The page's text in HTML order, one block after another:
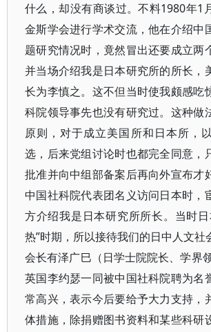
什么，却没有商谈过。不料1980年1
金斯学会进行学术交流，他在介绍中
题研究情况时，竟然冒出还要成立两
并当场介绍我是日本研究所的所长，
长为李慎之。这不但当时使我颇感吃
科院领导事先也没有研究过。这种做
原则，对于成立美国所和日本所，
选，后来党组讨论时也都完全同意，
批准并向中组部备案后再向外宣布才
中国社科院代表团名义访问日本时，
方介绍我是日本研究所所长。当时
热”时期，所以接待我们的日中人文社
会长有泽广巳（日学士院院长、学界
英国李约瑟一同被中国社科院聘为名
常高兴，表示今后要给予大力支持，
体措施，除捐赠图书资料和某些科研